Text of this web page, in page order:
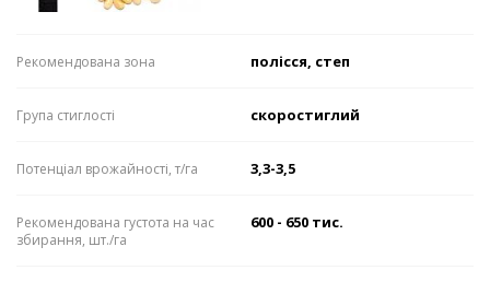
Рекомендована зона полісся, степ
Група стиглості скоростиглий
Потенціал врожайності, т/га 3,3-3,5
Рекомендована густота на час
збирання, шт./га
600 - 650 тис.